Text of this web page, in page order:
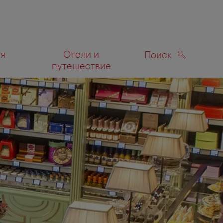
Отели и
путешествие
Поиск
карте ПОИСК